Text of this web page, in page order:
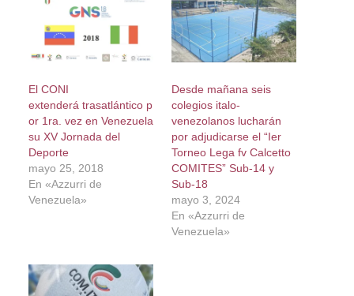
El CONI
extenderá trasatlántico p
or 1ra. vez en Venezuela
su XV Jornada del
Deporte
mayo 25, 2018
En «Azzurri de
Venezuela»
Desde mañana seis
colegios italo-
venezolanos lucharán
por adjudicarse el “Ier
Torneo Lega fv Calcetto
COMITES” Sub-14 y
Sub-18
mayo 3, 2024
En «Azzurri de
Venezuela»